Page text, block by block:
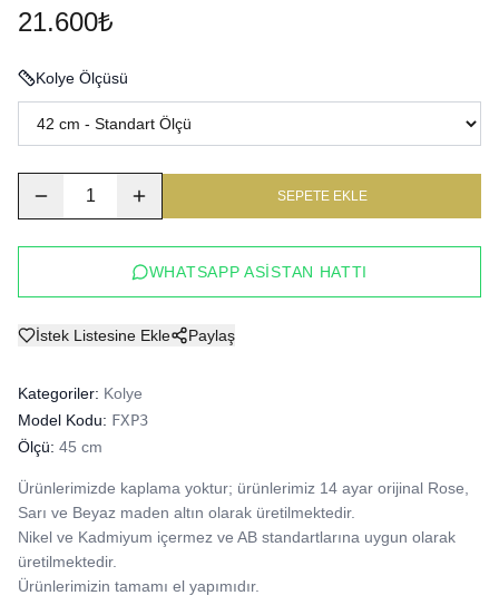
21.600₺
Kolye Ölçüsü
1 SEPETE EKLE
WHATSAPP ASISTAN HATTI
İstek Listesine Ekle Paylaş
Kategoriler: Kolye
Model Kodu: FXP3
Ölçü: 45 cm
Ürünlerimizde kaplama yoktur; ürünlerimiz 14 ayar orijinal Rose,
Sarı ve Beyaz maden altın olarak üretilmektedir.
Nikel ve Kadmiyum içermez ve AB standartlarına uygun olarak
üretilmektedir.
Ürünlerimizin tamamı el yapımıdır.